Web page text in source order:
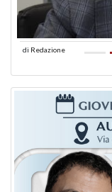
di Redazione